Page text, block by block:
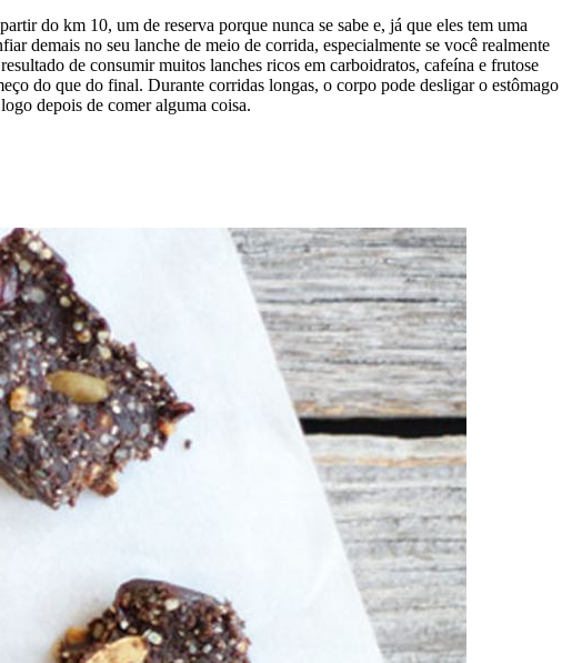
do km 10, um de reserva porque nunca se sabe e, já que eles tem uma
demais no seu lanche de meio de corrida, especialmente se você realmente
de consumir muitos lanches ricos em carboidratos, cafeína e frutose
do que do final. Durante corridas longas, o corpo pode desligar o estômago
depois de comer alguma coisa.